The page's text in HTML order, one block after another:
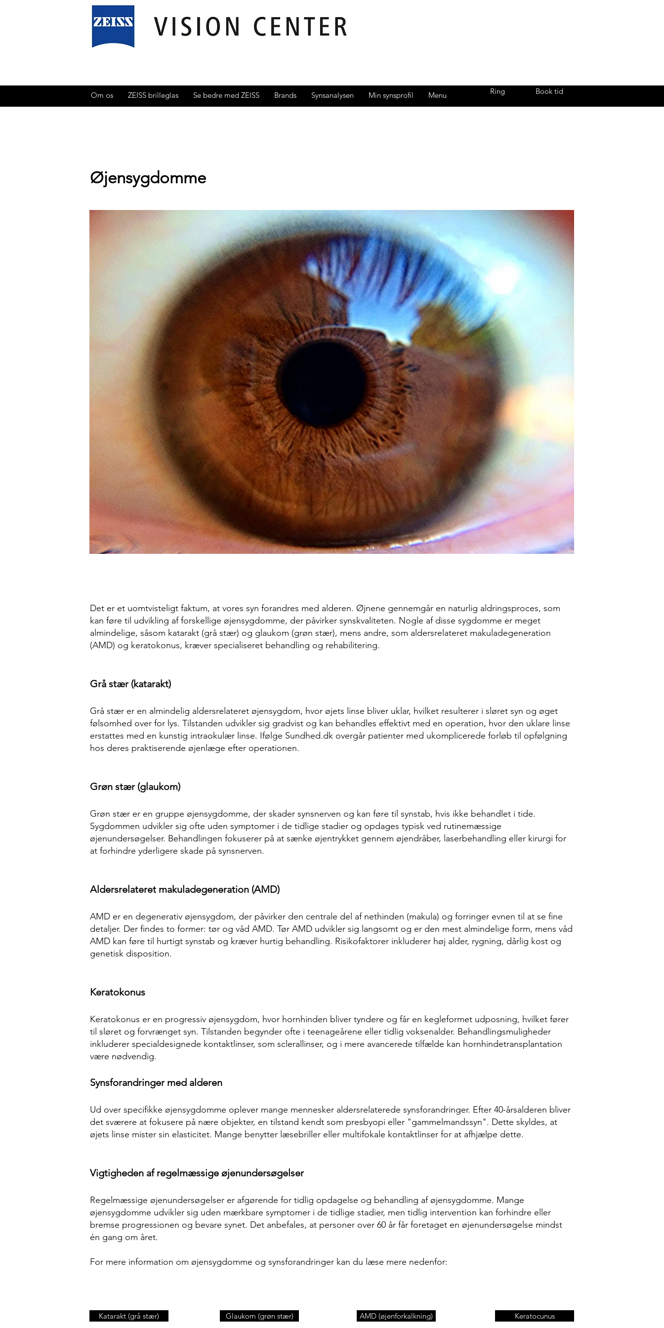
Om os ZEISS brilleglas Se bedre med ZEISS Brands Synsanalysen Min synsprofil Menu Ring Book tid
Øjensygdomme
Det er et uomtvisteligt faktum, at vores syn forandres med alderen. Øjnene gennemgår en naturlig aldringsproces, som
kan føre til udvikling af forskellige øjensygdomme, der påvirker synskvaliteten. Nogle af disse sygdomme er meget
almindelige, såsom katarakt (grå stær) og glaukom (grøn stær), mens andre, som aldersrelateret makuladegeneration
(AMD) og keratokonus, kræver specialiseret behandling og rehabilitering.
Grå stær (katarakt)
Grå stær er en almindelig aldersrelateret øjensygdom, hvor øjets linse bliver uklar, hvilket resulterer i sløret syn og øget
følsomhed over for lys. Tilstanden udvikler sig gradvist og kan behandles effektivt med en operation, hvor den uklare linse
erstattes med en kunstig intraokulær linse. Ifølge Sundhed.dk overgår patienter med ukomplicerede forløb til opfølgning
hos deres praktiserende øjenlæge efter operationen.
Grøn stær (glaukom)
Grøn stær er en gruppe øjensygdomme, der skader synsnerven og kan føre til synstab, hvis ikke behandlet i tide.
Sygdommen udvikler sig ofte uden symptomer i de tidlige stadier og opdages typisk ved rutinemæssige
øjenundersøgelser. Behandlingen fokuserer på at sænke øjentrykket gennem øjendråber, laserbehandling eller kirurgi for
at forhindre yderligere skade på synsnerven.
Aldersrelateret makuladegeneration (AMD)
AMD er en degenerativ øjensygdom, der påvirker den centrale del af nethinden (makula) og forringer evnen til at se fine
detaljer. Der findes to former: tør og våd AMD. Tør AMD udvikler sig langsomt og er den mest almindelige form, mens våd
AMD kan føre til hurtigt synstab og kræver hurtig behandling. Risikofaktorer inkluderer høj alder, rygning, dårlig kost og
genetisk disposition.
Keratokonus
Keratokonus er en progressiv øjensygdom, hvor hornhinden bliver tyndere og får en kegleformet udposning, hvilket fører
til sløret og forvrænget syn. Tilstanden begynder ofte i teenageårene eller tidlig voksenalder. Behandlingsmuligheder
inkluderer specialdesignede kontaktlinser, som sclerallinser, og i mere avancerede tilfælde kan hornhindetransplantation
være nødvendig.
Synsforandringer med alderen
Ud over specifikke øjensygdomme oplever mange mennesker aldersrelaterede synsforandringer. Efter 40-årsalderen bliver
det sværere at fokusere på nære objekter, en tilstand kendt som presbyopi eller "gammelmandssyn". Dette skyldes, at
øjets linse mister sin elasticitet. Mange benytter læsebriller eller multifokale kontaktlinser for at afhjælpe dette.
Vigtigheden af regelmæssige øjenundersøgelser
Regelmæssige øjenundersøgelser er afgørende for tidlig opdagelse og behandling af øjensygdomme. Mange
øjensygdomme udvikler sig uden mærkbare symptomer i de tidlige stadier, men tidlig intervention kan forhindre eller
bremse progressionen og bevare synet. Det anbefales, at personer over 60 år får foretaget en øjenundersøgelse mindst
én gang om året.
For mere information om øjensygdomme og synsforandringer kan du læse mere nedenfor:
Katarakt (grå stær) Glaukom (grøn stær) AMD (øjenforkalkning) Keratocunus